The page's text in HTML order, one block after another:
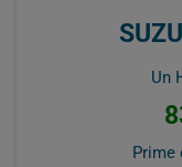
Un
Prime